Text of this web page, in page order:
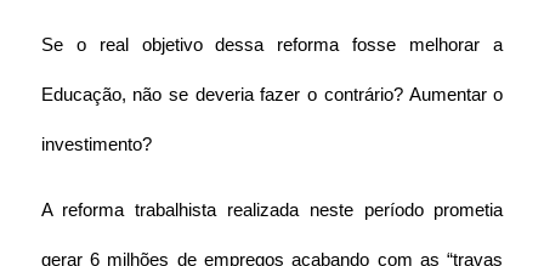
Se o real objetivo dessa reforma fosse melhorar a
Educação, não se deveria fazer o contrário? Aumentar o
investimento?
A reforma trabalhista realizada neste período prometia
gerar 6 milhões de empregos acabando com as “travas